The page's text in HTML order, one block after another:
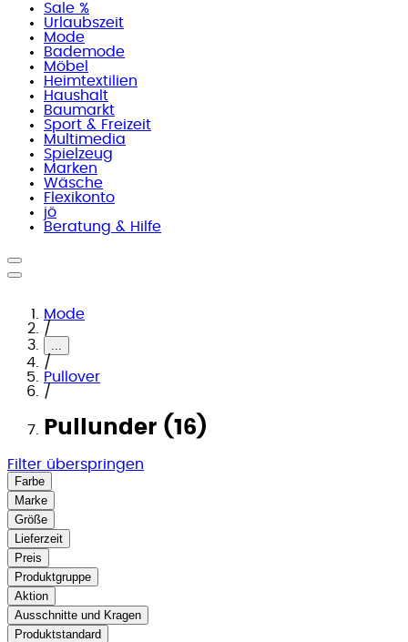
Sale %
Urlaubszeit
Mode
Bademode
Möbel
Heimtextilien
Haushalt
Baumarkt
Sport & Freizeit
Multimedia
Spielzeug
Marken
Wäsche
Flexikonto
jö
Beratung & Hilfe
Mode
/
...
/
Pullover
/
Pullunder (16)
Filter überspringen
Farbe
Marke
Größe
Lieferzeit
Preis
Produktgruppe
Aktion
Ausschnitte und Kragen
Produktstandard